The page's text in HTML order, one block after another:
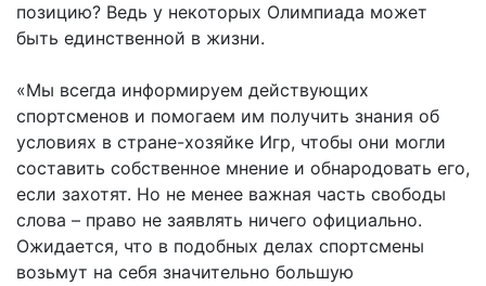
позицию? Ведь у некоторых Олимпиада может
быть единственной в жизни.
«Мы всегда информируем действующих
спортсменов и помогаем им получить знания об
условиях в стране-хозяйке Игр, чтобы они могли
составить собственное мнение и обнародовать его,
если захотят. Но не менее важная часть свободы
слова – право не заявлять ничего официально.
Ожидается, что в подобных делах спортсмены
возьмут на себя значительно большую